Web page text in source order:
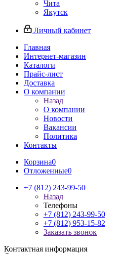
Чита
Якутск
Личный кабинет
Главная
Интернет-магазин
Каталоги
Прайс-лист
Доставка
О компании
Назад
О компании
Новости
Вакансии
Политика
Контакты
Корзина0
Отложенные0
+7 (812) 243-99-50
Назад
Телефоны
+7 (812) 243-99-50
+7 (812) 953-15-82
Заказать звонок
Контактная информация